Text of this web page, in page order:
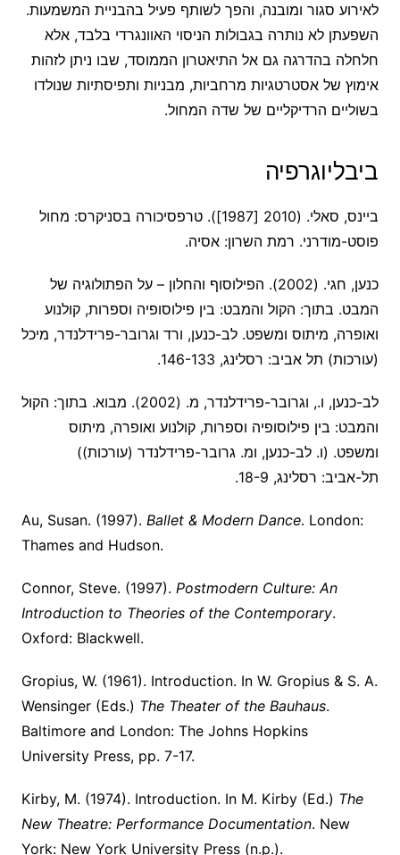
לאירוע סגור ומובנה, והפך לשותף פעיל בהבניית המשמעות.
השפעתן לא נותרה בגבולות הניסוי האוונגרדי בלבד, אלא
חלחלה בהדרגה גם אל התיאטרון הממוסד, שבו ניתן לזהות
אימוץ של אסטרטגיות מרחביות, מבניות ותפיסתיות שנולדו
בשוליים הרדיקליים של שדה המחול.
ביבליוגרפיה
ביינס, סאלי. (2010 [1987]). טרפסיכורה בסניקרס: מחול
פוסט-מודרני. רמת השרון: אסיה.
כנען, חגי. (2002). הפילוסוף והחלון – על הפתולוגיה של
המבט. בתוך: הקול והמבט: בין פילוסופיה וספרות, קולנוע
ואופרה, מיתוס ומשפט. לב-כנען, ורד וגרובר-פרידלנדר, מיכל
(עורכות) תל אביב: רסלינג, 146-133.
לב-כנען, ו., וגרובר-פרידלנדר, מ. (2002). מבוא. בתוך: הקול
והמבט: בין פילוסופיה וספרות, קולנוע ואופרה, מיתוס
ומשפט. (ו. לב-כנען, ומ. גרובר-פרידלנדר (עורכות))
תל-אביב: רסלינג, 18-9.
Au, Susan. (1997). Ballet & Modern Dance. London:
Thames and Hudson.
Connor, Steve. (1997). Postmodern Culture: An
Introduction to Theories of the Contemporary.
Oxford: Blackwell.
Gropius, W. (1961). Introduction. In W. Gropius & S. A.
Wensinger (Eds.) The Theater of the Bauhaus.
Baltimore and London: The Johns Hopkins
University Press, pp. 7-17.
Kirby, M. (1974). Introduction. In M. Kirby (Ed.) The
New Theatre: Performance Documentation. New
York: New York University Press (n.p.).